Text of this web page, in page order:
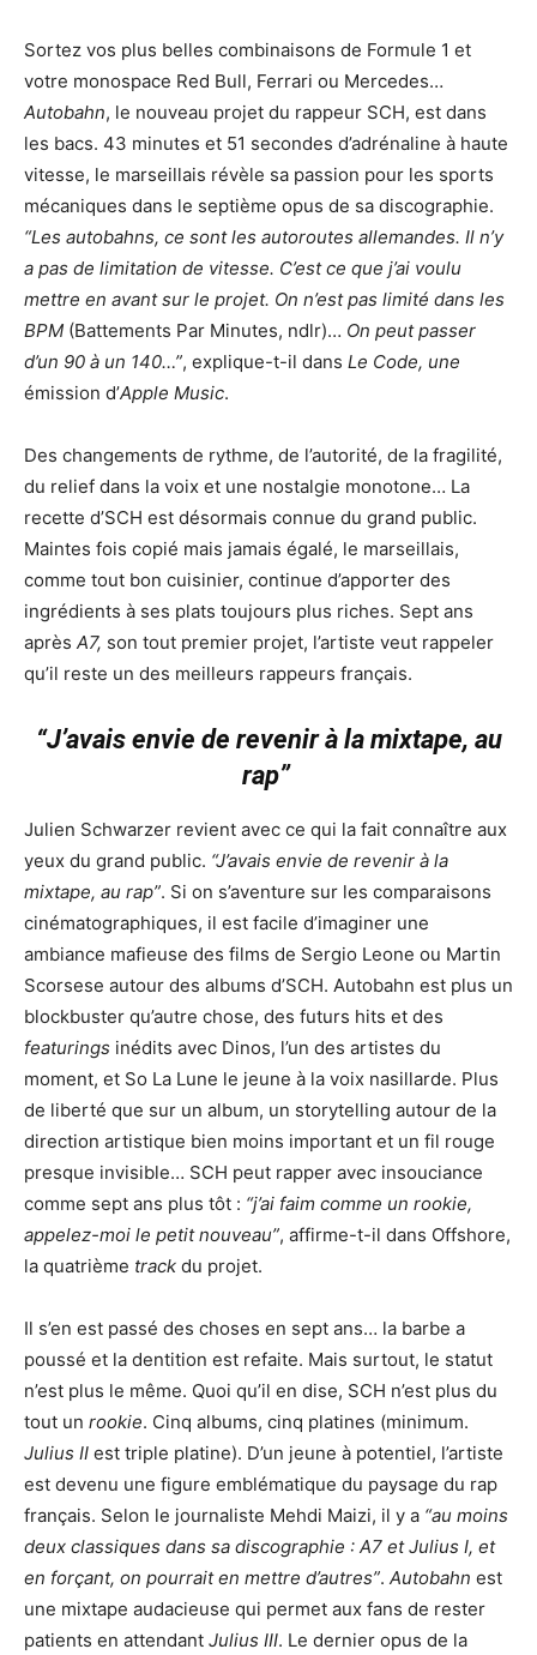
Sortez vos plus belles combinaisons de Formule 1 et
votre monospace Red Bull, Ferrari ou Mercedes…
Autobahn, le nouveau projet du rappeur SCH, est dans
les bacs. 43 minutes et 51 secondes d’adrénaline à haute
vitesse, le marseillais révèle sa passion pour les sports
mécaniques dans le septième opus de sa discographie.
“Les autobahns, ce sont les autoroutes allemandes. Il n’y
a pas de limitation de vitesse. C’est ce que j’ai voulu
mettre en avant sur le projet. On n’est pas limité dans les
BPM (Battements Par Minutes, ndlr)… On peut passer
d’un 90 à un 140…”, explique-t-il dans Le Code, une
émission d’Apple Music.
Des changements de rythme, de l’autorité, de la fragilité,
du relief dans la voix et une nostalgie monotone… La
recette d’SCH est désormais connue du grand public.
Maintes fois copié mais jamais égalé, le marseillais,
comme tout bon cuisinier, continue d’apporter des
ingrédients à ses plats toujours plus riches. Sept ans
après A7, son tout premier projet, l’artiste veut rappeler
qu’il reste un des meilleurs rappeurs français.
“J’avais envie de revenir à la mixtape, au
rap”
Julien Schwarzer revient avec ce qui la fait connaître aux
yeux du grand public. “J’avais envie de revenir à la
mixtape, au rap”. Si on s’aventure sur les comparaisons
cinématographiques, il est facile d’imaginer une
ambiance mafieuse des films de Sergio Leone ou Martin
Scorsese autour des albums d’SCH. Autobahn est plus un
blockbuster qu’autre chose, des futurs hits et des
featurings inédits avec Dinos, l’un des artistes du
moment, et So La Lune le jeune à la voix nasillarde. Plus
de liberté que sur un album, un storytelling autour de la
direction artistique bien moins important et un fil rouge
presque invisible… SCH peut rapper avec insouciance
comme sept ans plus tôt : “j’ai faim comme un rookie,
appelez-moi le petit nouveau”, affirme-t-il dans Offshore,
la quatrième track du projet.
Il s’en est passé des choses en sept ans… la barbe a
poussé et la dentition est refaite. Mais surtout, le statut
n’est plus le même. Quoi qu’il en dise, SCH n’est plus du
tout un rookie. Cinq albums, cinq platines (minimum.
Julius II est triple platine). D’un jeune à potentiel, l’artiste
est devenu une figure emblématique du paysage du rap
français. Selon le journaliste Mehdi Maizi, il y a “au moins
deux classiques dans sa discographie : A7 et Julius I, et
en forçant, on pourrait en mettre d’autres”. Autobahn est
une mixtape audacieuse qui permet aux fans de rester
patients en attendant Julius III. Le dernier opus de la